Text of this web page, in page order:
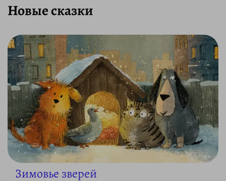
Новые сказки
Зимовье зверей